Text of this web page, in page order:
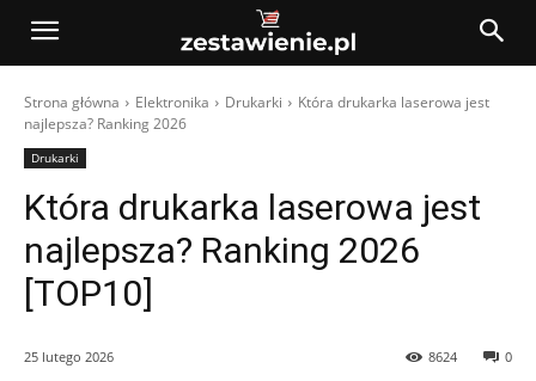
Strona główna Elektronika Drukarki
Która drukarka laserowa jest
najlepsza? Ranking 2026
Drukarki
Która drukarka laserowa jest
najlepsza? Ranking 2026
[TOP10]
25 lutego 2026 0
8624